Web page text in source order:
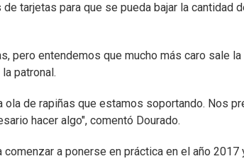
tarjetas para que se pueda bajar la cantidad
pero entendemos que mucho más caro sale
patronal.
de rapiñas que estamos soportando. Nos
hacer algo", comentó Dourado.
a ponerse en práctica en el año